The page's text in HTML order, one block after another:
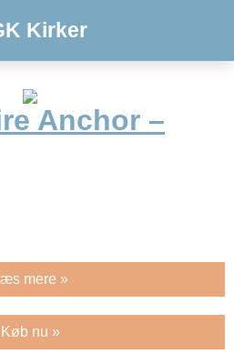
Kirker
Anchor –
mere »
Køb nu »